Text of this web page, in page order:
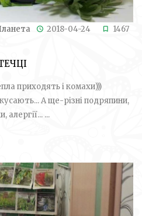
2018-04-24 1467
приходять і комахи)))
А ще-різні подряпини,
алергії... ...